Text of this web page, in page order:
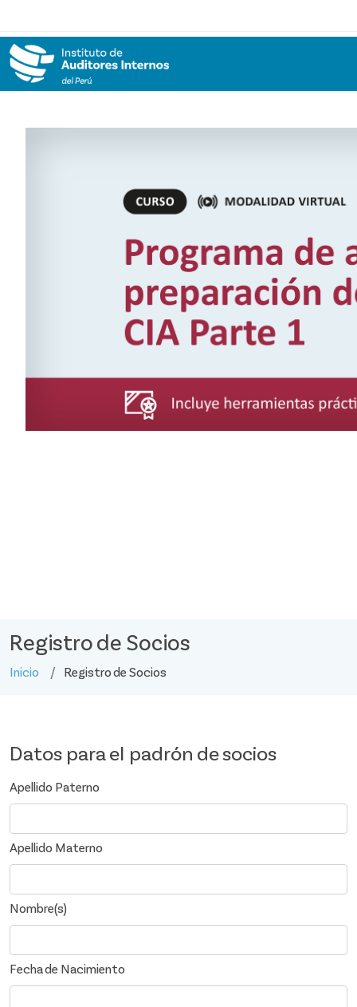
Registro de Socios
Inicio Registro de Socios
Datos para el padrón de socios
Apellido Paterno
Apellido Materno
Nombre(s)
Fecha de Nacimiento